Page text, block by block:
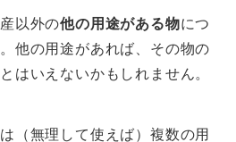
以外の他の用途がある物につ
他の用途があれば、その物の
はいえないかもしれません。
（無理して使えば）複数の用